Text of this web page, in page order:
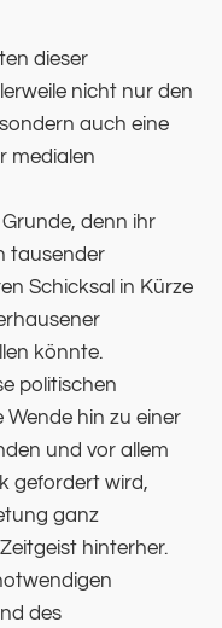
dieser
nicht nur den
auch eine
medialen
denn ihr
tausender
Schicksal in Kürze
könnte.
politischen
hin zu einer
und vor allem
gefordert wird,
ganz
hinterher.
des